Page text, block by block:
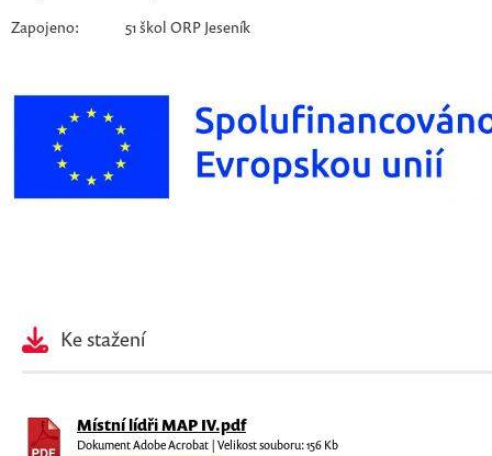
Zapojeno: 51 škol ORP Jeseník
Ke stažení
Místní lídři MAP IV.pdf
Dokument Adobe Acrobat | Velikost souboru: 156 Kb